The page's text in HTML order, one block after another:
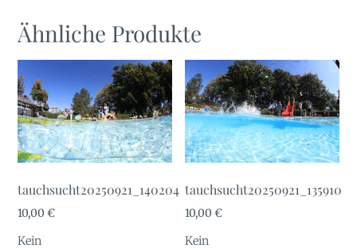
Ähnliche Produkte
tauchsucht20250921_140204
10,00€
Kein
tauchsucht20250921_135910
10,00€
Kein